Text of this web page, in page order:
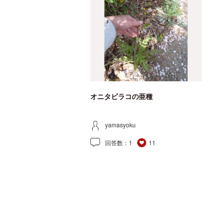
オニタビラコの亜種
yamasyoku
回答数： 1 11